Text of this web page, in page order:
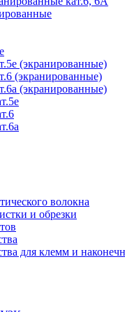
(экранированные)
(экранированные)
(экранированные)
волокна
и обрезки
для клемм и